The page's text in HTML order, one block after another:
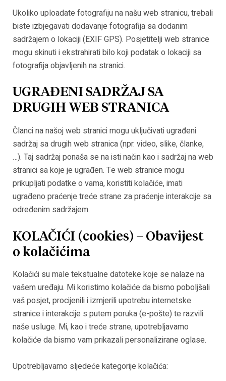
Ukoliko uploadate fotografiju na našu web stranicu, trebali
biste izbjegavati dodavanje fotografija sa dodanim
sadržajem o lokaciji (EXIF GPS). Posjetitelji web stranice
mogu skinuti i ekstrahirati bilo koji podatak o lokaciji sa
fotografija objavljenih na stranici.
UGRAĐENI SADRŽAJ SA
DRUGIH WEB STRANICA
Članci na našoj web stranici mogu uključivati ugrađeni
sadržaj sa drugih web stranica (npr. video, slike, članke,
…). Taj sadržaj ponaša se na isti način kao i sadržaj na web
stranici sa koje je ugrađen. Te web stranice mogu
prikupljati podatke o vama, koristiti kolačiće, imati
ugrađeno praćenje treće strane za praćenje interakcije sa
određenim sadržajem.
KOLAČIĆI (cookies) – Obavijest
o kolačićima
Kolačići su male tekstualne datoteke koje se nalaze na
vašem uređaju. Mi koristimo kolačiće da bismo poboljšali
vaš posjet, procijenili i izmjerili upotrebu internetske
stranice i interakcije s putem poruka (e-pošte) te razvili
naše usluge. Mi, kao i treće strane, upotrebljavamo
kolačiće da bismo vam prikazali personalizirane oglase.
Upotrebljavamo sljedeće kategorije kolačića: